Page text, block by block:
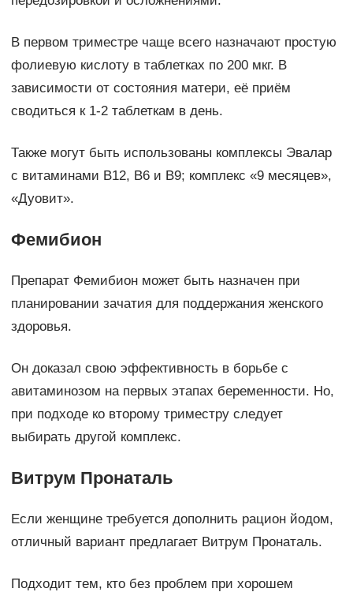
В первом триместре чаще всего назначают простую
фолиевую кислоту в таблетках по 200 мкг. В
зависимости от состояния матери, её приём
сводиться к 1-2 таблеткам в день.
Также могут быть использованы комплексы Эвалар
с витаминами В12, В6 и В9; комплекс «9 месяцев»,
«Дуовит».
Фемибион
Препарат Фемибион может быть назначен при
планировании зачатия для поддержания женского
здоровья.
Он доказал свою эффективность в борьбе с
авитаминозом на первых этапах беременности. Но,
при подходе ко второму триместру следует
выбирать другой комплекс.
Витрум Пронаталь
Если женщине требуется дополнить рацион йодом,
отличный вариант предлагает Витрум Пронаталь.
Подходит тем, кто без проблем при хорошем